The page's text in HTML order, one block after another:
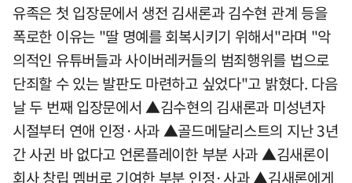
유족은 첫 입장문에서 생전 김새론과 김수현 관계 등을
폭로한 이유는 "딸 명예를 회복시키기 위해서"라며 "악
의적인 유튜버들과 사이버레커들의 범죄행위를 법으로
단죄할 수 있는 발판도 마련하고 싶었다"고 밝혔다. 다음
날 두 번째 입장문에서 ▲김수현의 김새론과 미성년자
시절부터 연애 인정·사과 ▲골드메달리스트의 지난 3년
간 사귄 바 없다고 언론플레이한 부분 사과 ▲김새론이
회사 창립 멤버로 기여한 부분 인정·사과 ▲김새론에게